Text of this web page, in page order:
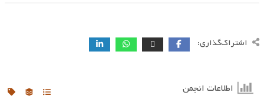
اشتراک‌گذاری:
اطلاعات انجمن